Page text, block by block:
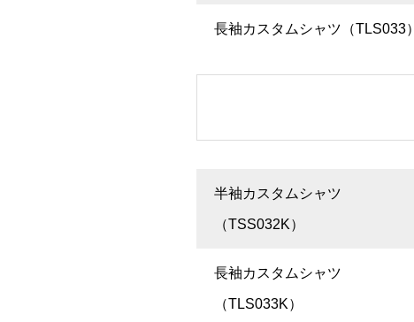
長袖カスタムシャツ（TLS033）
半袖カスタムシャツ
（TSS032K）
長袖カスタムシャツ
（TLS033K）